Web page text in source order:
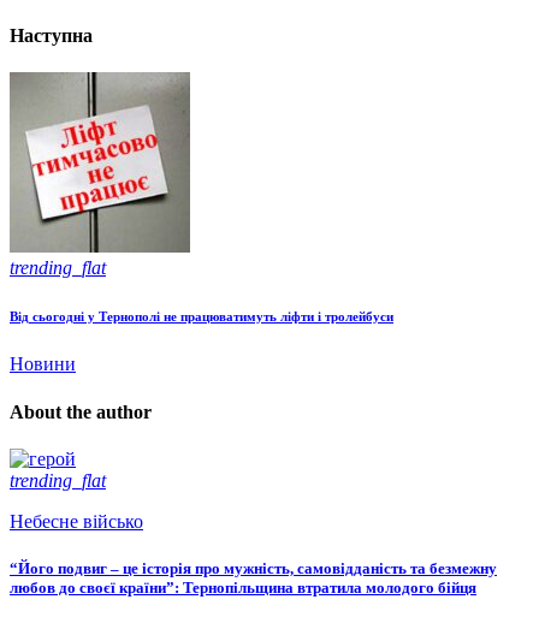
Наступна
trending_flat
Від сьогодні у Тернополі не працюватимуть ліфти і тролейбуси
Новини
About the author
trending_flat
Небесне військо
“Його подвиг – це історія про мужність, самовідданість та безмежну
любов до своєї країни”: Тернопільщина втратила молодого бійця